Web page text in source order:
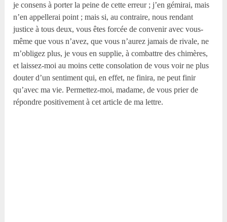
je consens à porter la peine de cette erreur ; j’en gémirai, mais
n’en appellerai point ; mais si, au contraire, nous rendant
justice à tous deux, vous êtes forcée de convenir avec vous-
même que vous n’avez, que vous n’aurez jamais de rivale, ne
m’obligez plus, je vous en supplie, à combattre des chimères,
et laissez-moi au moins cette consolation de vous voir ne plus
douter d’un sentiment qui, en effet, ne finira, ne peut finir
qu’avec ma vie. Permettez-moi, madame, de vous prier de
répondre positivement à cet article de ma lettre.